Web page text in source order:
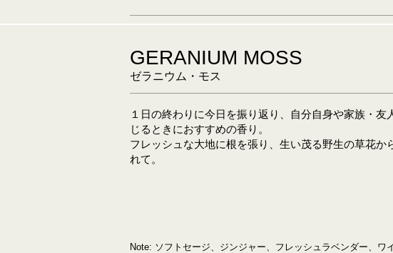
GERANIUM MOSS
ゼラニウム・モス
１日の終わりに今日を振り返り、自分自身や家族・友
じるときにおすすめの香り。
フレッシュな大地に根を張り、生い茂る野生の草花か
れて。
Note: ソフトセージ、ジンジャー、フレッシュラベンダー、ワ